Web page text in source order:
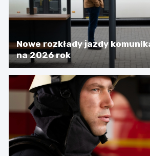
Nowe rozkłady jazdy
na 2026 rok